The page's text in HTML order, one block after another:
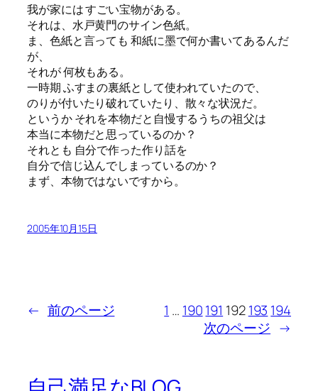
我が家には すごい宝物がある。
それは、水戸黄門のサイン色紙。
ま、色紙と言っても 和紙に墨で何か書いてあるんだ
が、
それが 何枚もある。
一時期 ふすまの裏紙として使われていたので、
のりが付いたり破れていたり、散々な状況だ。
というか それを本物だと自慢するうちの祖父は
本当に本物だと思っているのか？
それとも 自分で作った作り話を
自分で信じ込んでしまっているのか？
まず、本物ではないですから。
2005年10月15日
← 前のページ 1 … 190191 192 193 194
次のページ →